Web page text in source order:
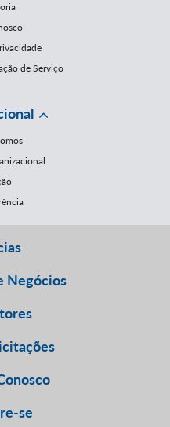
de Serviço
Negócios
se